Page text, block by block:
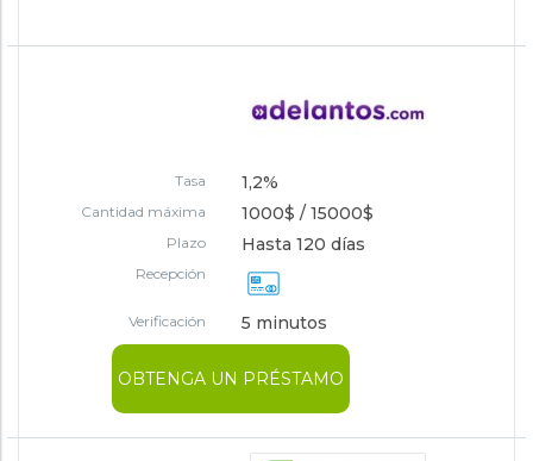
Tasa 1,2%
Cantidad máxima 1000$ / 15000$
Plazo Hasta 120 días
Recepción
Verificación 5 minutos
OBTENGA UN PRÉSTAMO